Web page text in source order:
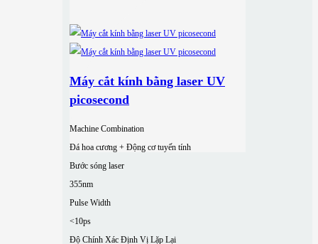
Máy cắt kính bằng laser UV
picosecond
Machine Combination
Đá hoa cương + Động cơ tuyến tính
Bước sóng laser
355nm
Pulse Width
<10ps
Độ Chính Xác Định Vị Lặp Lại